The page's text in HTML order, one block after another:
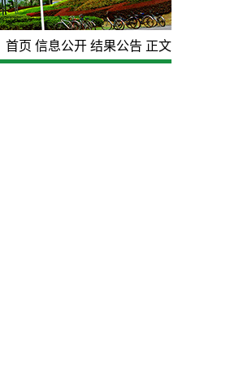
首页 信息公开 结果公告 正文